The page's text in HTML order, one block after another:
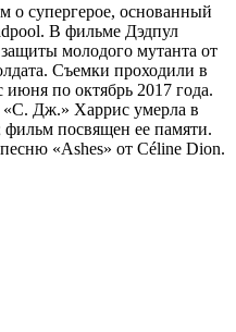
о супергерое, основанный
В фильме Дэдпул
молодого мутанта от
Съемки проходили в
по октябрь 2017 года.
Дж.» Харрис умерла в
фильм посвящен ее памяти.
«Ashes» от Céline Dion.